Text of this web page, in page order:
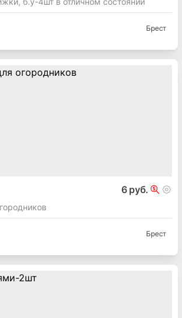
Брест
6 руб.
Брест